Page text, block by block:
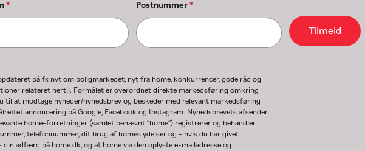
* Postnummer*
Tilmeld
på fx nyt om boligmarkedet, nyt fra home, konkurrencer, gode råd og
relateret hertil. Formålet er overordnet direkte markedsføring omkring
til at modtage nyheder/nyhedsbrev og beskeder med relevant markedsføring
annoncering på Google, Facebook og Instagram. Nyhedsbrevets afsender
home-forretninger (samlet benævnt "home") registrerer og behandler
telefonnummer, dit brug af homes ydelser og - hvis du har givet
adfærd på home.dk, og at home via den oplyste e-mailadresse og